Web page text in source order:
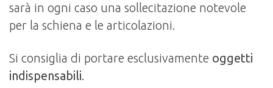
sarà in ogni caso una sollecitazione notevole
per la schiena e le articolazioni.
Si consiglia di portare esclusivamente oggetti
indispensabili.